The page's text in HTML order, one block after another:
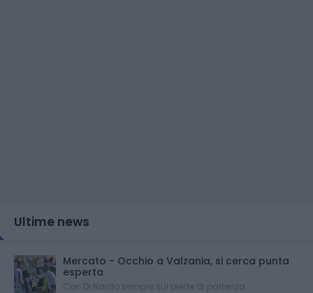
Ultime news
Mercato - Occhio a Valzania, si cerca punta
esperta
Con Di Nardo sempre sul piede di partenza...